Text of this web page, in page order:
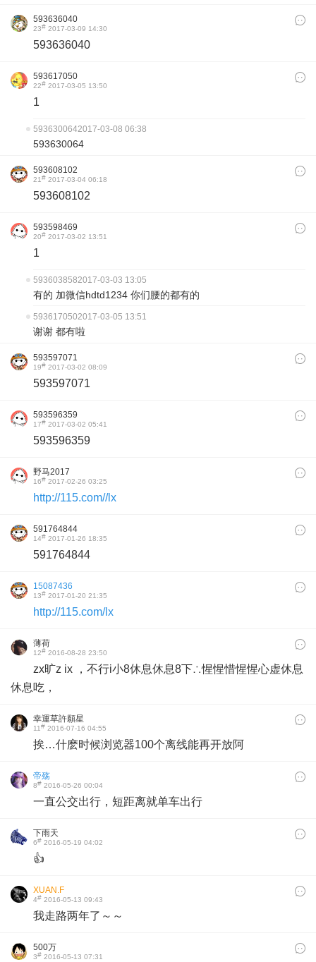
593636040
23# 2017-03-09 14:30
593636040
593617050
22# 2017-03-05 13:50
1
5936300642017-03-08 06:38
593630064
593608102
21# 2017-03-04 06:18
593608102
593598469
20# 2017-03-02 13:51
1
5936038582017-03-03 13:05
有的 加微信hdtd1234 你们腰的都有的
5936170502017-03-05 13:51
谢谢 都有啦
593597071
19# 2017-03-02 08:09
593597071
593596359
17# 2017-03-02 05:41
593596359
野马2017
16# 2017-02-26 03:25
http://115.com//lx
591764844
14# 2017-01-26 18:35
591764844
15087436
13# 2017-01-20 21:35
http://115.com/lx
薄荷
12# 2016-08-28 23:50
zx旷z ix ，不行i小8休息休息8下∴惺惺惜惺惺心虚休息
休息吃，
幸運草許願星
11# 2016-07-16 04:55
挨…什麽时候浏览器100个离线能再开放阿
帝殇
8# 2016-05-26 00:04
一直公交出行，短距离就单车出行
下雨天
6# 2016-05-19 04:02
👍
XUAN.F
4# 2016-05-13 09:43
我走路两年了～～
500万
3# 2016-05-13 07:31